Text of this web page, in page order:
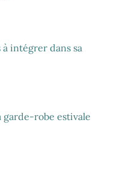
à intégrer dans sa
garde-robe estivale